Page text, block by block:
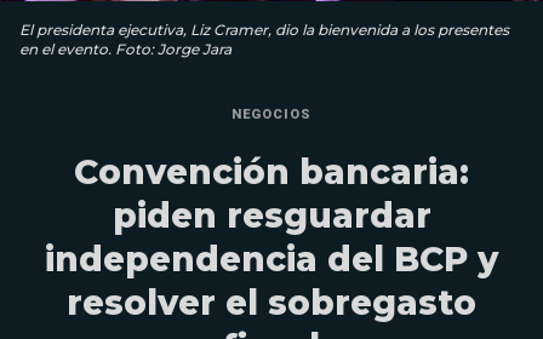
El presidenta ejecutiva, Liz Cramer, dio la bienvenida a los presentes
en el evento. Foto: Jorge Jara
NEGOCIOS
Convención bancaria:
piden resguardar
independencia del BCP y
resolver el sobregasto